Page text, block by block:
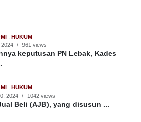
HUKUM
2024 / 961 views
keputusan PN Lebak, Kades
HUKUM
2024 / 1042 views
Beli (AJB), yang disusun ...